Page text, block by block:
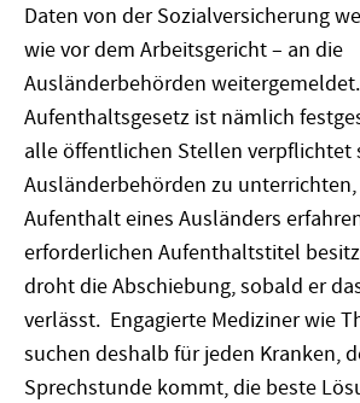
Daten von der Sozialversicherung
wie vor dem Arbeitsgericht – an die
Ausländerbehörden
Aufenthaltsgesetz ist nämlich
alle öffentlichen Stellen verpflichtet
Ausländerbehörden zu
Aufenthalt eines Ausländers
erforderlichen Aufenthaltstitel
droht die Abschiebung, sobald er
verlässt. Engagierte Mediziner wie
suchen deshalb für jeden Kranken,
Sprechstunde kommt, die beste